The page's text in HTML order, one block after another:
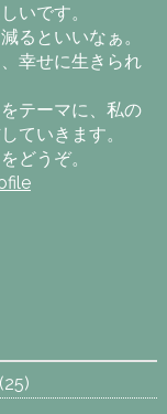
いです。
るといいなぁ。
幸せに生きられ
テーマに、私の
ていきます。
どうぞ。
(25)